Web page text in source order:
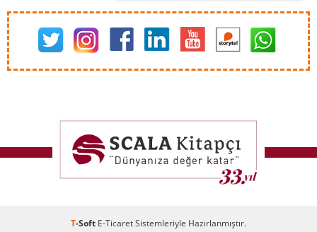
T-Soft E-TicaretSistemleriyle Hazırlanmıştır.